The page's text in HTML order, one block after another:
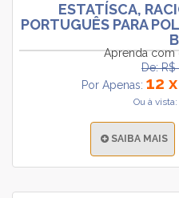
ESTATÍSCA,
PORTUGUÊS PARA
Aprenda com
De: R$
Por Apenas: 12
Ou à
SAIBA MAIS